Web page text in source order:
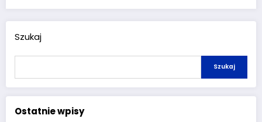
Szukaj
Szukaj
Ostatnie wpisy